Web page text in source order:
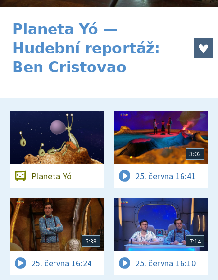
Planeta Yó —
Hudební reportáž:
Ben Cristovao
Planeta Yó
3:02
25. června 16:41
5:38
25. června 16:24
7:14
25. června 16:10